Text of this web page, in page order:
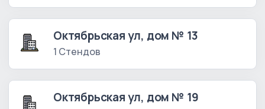
Октябрьская ул, дом № 13
1 Стендов
Октябрьская ул, дом № 19